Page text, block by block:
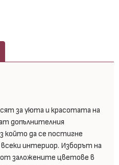
за уюта и красотата на
допълнителния
който да се постигне
интериор. Изборът на
от заложените цветове в